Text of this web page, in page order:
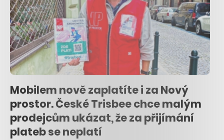
Mobilem nově zaplatíte i za Nový
prostor. České Trisbee chce malým
prodejcům ukázat, že za přijímání
plateb se neplatí